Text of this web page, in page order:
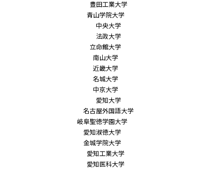
豊田工業大学
青山学院大学
中央大学
法政大学
立命館大学
南山大学
近畿大学
名城大学
中京大学
愛知大学
名古屋外国語大学
岐阜聖徳学園大学
愛知淑徳大学
金城学院大学
愛知工業大学
愛知医科大学